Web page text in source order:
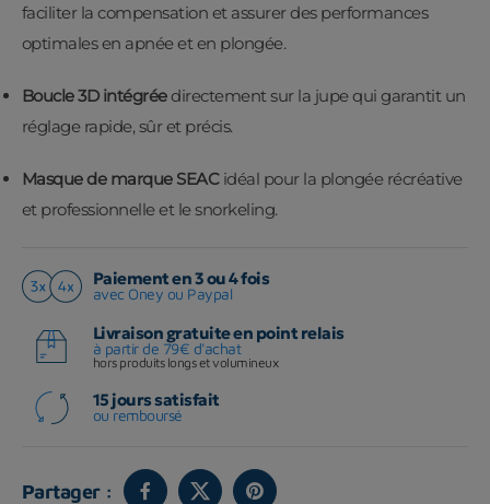
faciliter la compensation et assurer des performances
optimales en apnée et en plongée.
Boucle 3D intégréedirectement sur la jupe qui garantit un
réglage rapide, sûr et précis.
Masque de marque SEACidéal pour la plongée récréative
et professionnelle et le snorkeling.
Paiement en 3 ou 4 fois
avec Oney ou Paypal
Livraison gratuite en point relais
à partir de 79€ d'achat
hors produits longs et volumineux
15 jours satisfait
ou remboursé
Partager :